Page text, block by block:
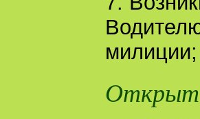
милиции;